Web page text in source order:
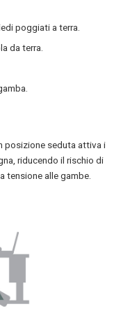
poggiati a terra.
da terra.
posizione seduta attiva i
riducendo il rischio di
tensione alle gambe.